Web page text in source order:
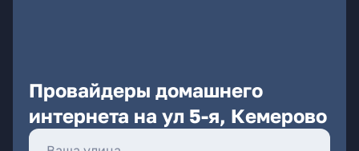
Провайдеры домашнего
интернета на ул 5-я, Кемерово